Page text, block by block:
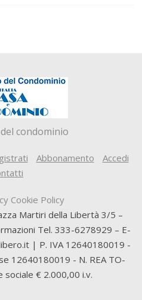
condominio
Abbonamento
Accedi
Cookie Policy
Martiri della Libertà 3/5 –
Tel. 333-6278929 – E-
| P. IVA 12640180019 -
12640180019 - N. REA TO-
sociale € 2.000,00 i.v.